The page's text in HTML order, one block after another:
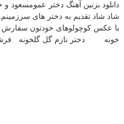
دانلود بزنین آهنگ دختر عمومسعود
شاد شاد تقدیم به دختر های
با عکس کوچولوهای خودتون
خونه دختر نازم گل گلخونه